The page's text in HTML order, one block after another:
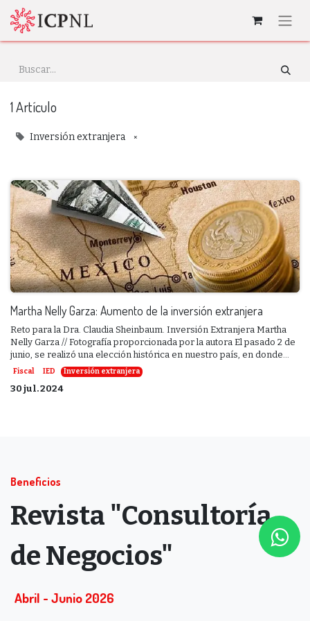
1 Artículo
Inversión extranjera ×
Martha Nelly Garza: Aumento de la inversión extranjera
Reto para la Dra. Claudia Sheinbaum. Inversión Extranjera Martha
Nelly Garza // Fotografía proporcionada por la autora El pasado 2 de
junio, se realizó una elección histórica en nuestro país, en donde...
Fiscal IED Inversión extranjera
30 jul. 2024
Beneficios
Revista "Consultoría
de Negocios"
Abril - Junio ​​2​​​​026